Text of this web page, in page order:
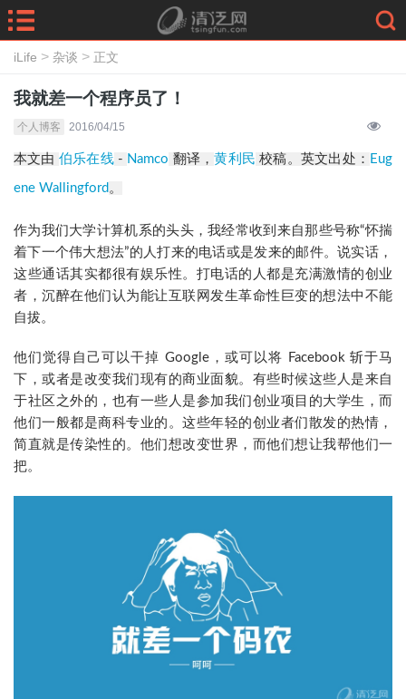
iLife > 杂谈 > 正文
我就差一个程序员了！
个人博客 2016/04/15
本文由 伯乐在线- Namco 翻译，黄利民 校稿。 英文出处： Eug
ene Wallingford。
作为我们大学计算机系的头头，我经常收到来自那些号称“怀揣
着下一个伟大想法”的人打来的电话或是发来的邮件。说实话，
这些通话其实都很有娱乐性。打电话的人都是充满激情的创业
者，沉醉在他们认为能让互联网发生革命性巨变的想法中不能
自拔。
他们觉得自己可以干掉 Google，或可以将 Facebook 斩于马
下，或者是改变我们现有的商业面貌。有些时候这些人是来自
于社区之外的，也有一些人是参加我们创业项目的大学生，而
他们一般都是商科专业的。这些年轻的创业者们散发的热情，
简直就是传染性的。他们想改变世界，而他们想让我帮他们一
把。